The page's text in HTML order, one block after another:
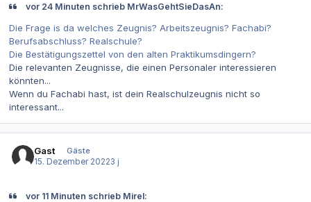
vor 24 Minuten schrieb MrWasGehtSieDasAn:
Die Frage is da welches Zeugnis? Arbeitszeugnis? Fachabi?
Berufsabschluss? Realschule?
Die Bestätigungszettel von den alten Praktikumsdingern?
Die relevanten Zeugnisse, die einen Personaler interessieren
könnten...
Wenn du Fachabi hast, ist dein Realschulzeugnis nicht so
interessant...
Gast
Gäste
15. Dezember 20223 j
vor 11 Minuten schrieb Mirel: